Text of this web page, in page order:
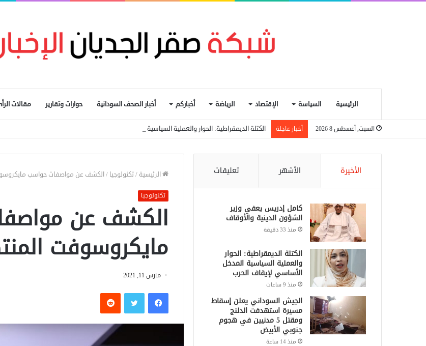
الرئيسية السياسة الإقتصاد الرياضة أخباركم أخبار الصحف السودانية حوارات وتقارير مقالات
السبت, أغسطس 8 2026 أخبار عاجلة الكتلة الديمقراطية: الحوار والعملية السياسية المدخل الأساسي لإيقاف الحرب
الرئيسية /تكنولوجيا /الكشف عن مواصفات حواسب
تكنولوجيا
الكشف عن
مايكروسوفت
مارس 11, 2021
فيسبوكتويتر
الأخيرة الأشهر تعليقات
كامل إدريس يعفي وزير
الشؤون الدينية والأوقاف
منذ 33 دقيقة
الكتلة الديمقراطية: الحوار
والعملية السياسية المدخل
الأساسي لإيقاف الحرب
منذ 9 ساعات
الجيش السوداني يعلن إسقاط
مسيرة استهدفت الدلنج
ومقتل 5 مدنيين في هجوم
جنوبي الأبيض
منذ 14 ساعة